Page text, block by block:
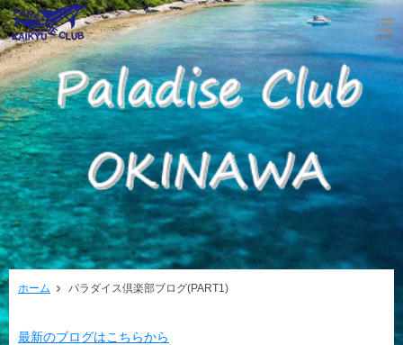
ホーム パラダイス倶楽部ブログ(PART1)
最新のブログはこちらから